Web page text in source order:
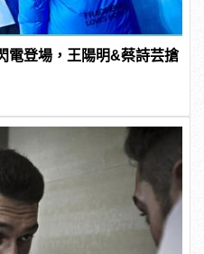
電登場，王陽明&蔡詩芸搶